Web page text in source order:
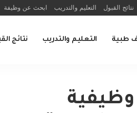
نتائج القبول التعليم والتدريب ابحث عن وظيفة
طبية التعليم والتدريب نتائج